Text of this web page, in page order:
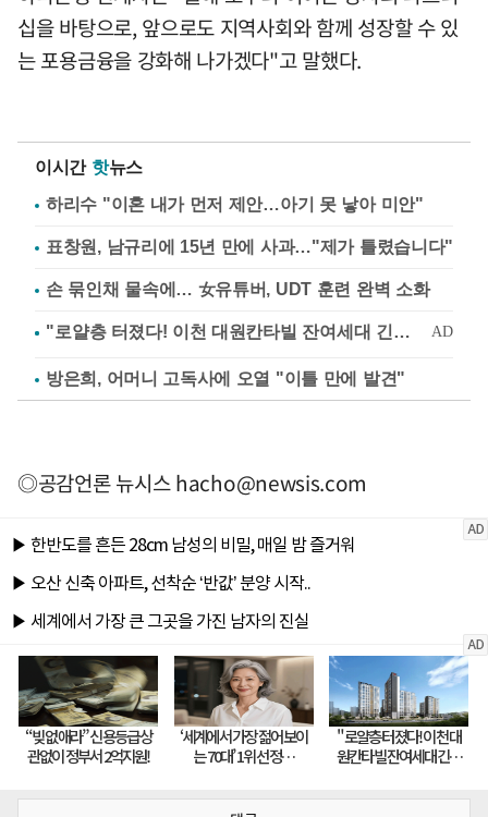
십을 바탕으로, 앞으로도 지역사회와 함께 성장할 수 있
는 포용금융을 강화해 나가겠다"고 말했다.
이시간 핫뉴스
하리수 "이혼 내가 먼저 제안…아기 못 낳아 미안"
표창원, 남규리에 15년 만에 사과…"제가 틀렸습니다"
손 묶인채 물속에… 女유튜버, UDT 훈련 완벽 소화
방은희, 어머니 고독사에 오열 "이틀 만에 발견"
◎공감언론 뉴시스hacho@newsis.com